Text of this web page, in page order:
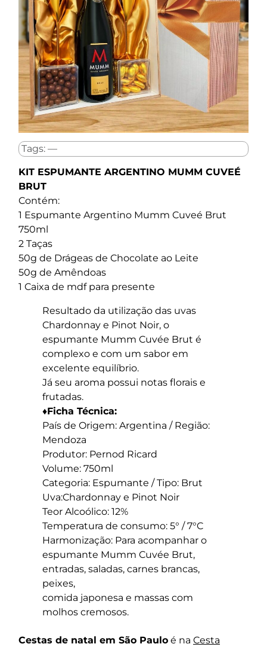
Tags: —
KIT ESPUMANTE ARGENTINO MUMM CUVEÉ
BRUT
Contém:
1 Espumante Argentino Mumm Cuveé Brut
750ml
2 Taças
50g de Drágeas de Chocolate ao Leite
50g de Amêndoas
1 Caixa de mdf para presente
Resultado da utilização das uvas
Chardonnay e Pinot Noir, o
espumante Mumm Cuvée Brut é
complexo e com um sabor em
excelente equilíbrio.
Já seu aroma possui notas florais e
frutadas.
♦Ficha Técnica:
País de Origem: Argentina / Região:
Mendoza
Produtor: Pernod Ricard
Volume: 750ml
Categoria: Espumante / Tipo: Brut
Uva:Chardonnay e Pinot Noir
Teor Alcoólico: 12%
Temperatura de consumo: 5° / 7°C
Harmonização: Para acompanhar o
espumante Mumm Cuvée Brut,
entradas, saladas, carnes brancas,
peixes,
comida japonesa e massas com
molhos cremosos.
Cestas de natal em São Paulo é na Cesta